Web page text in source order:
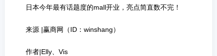
日本今年最有话题度的mall开业，亮点简直数不完！
来源 |赢商网（ID：winshang）
作者|Elly、Vis